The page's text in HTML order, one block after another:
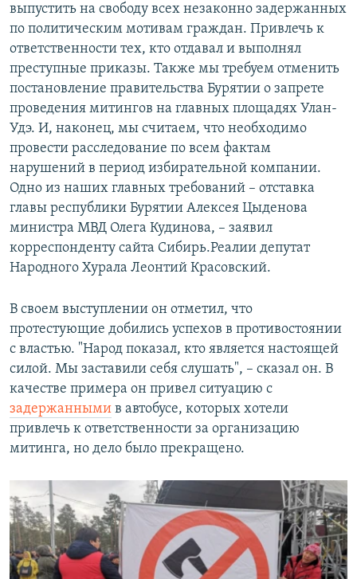
выпустить на свободу всех незаконно задержанных
по политическим мотивам граждан. Привлечь к
ответственности тех, кто отдавал и выполнял
преступные приказы. Также мы требуем отменить
постановление правительства Бурятии о запрете
проведения митингов на главных площадях Улан-
Удэ. И, наконец, мы считаем, что необходимо
провести расследование по всем фактам
нарушений в период избирательной компании.
Одно из наших главных требований – отставка
главы республики Бурятии Алексея Цыденова
министра МВД Олега Кудинова, – заявил
корреспонденту сайта Сибирь.Реалии депутат
Народного Хурала Леонтий Красовский.
В своем выступлении он отметил, что
протестующие добились успехов в противостоянии
с властью. "Народ показал, кто является настоящей
силой. Мы заставили себя слушать", – сказал он. В
качестве примера он привел ситуацию с
задержанными в автобусе, которых хотели
привлечь к ответственности за организацию
митинга, но дело было прекращено.